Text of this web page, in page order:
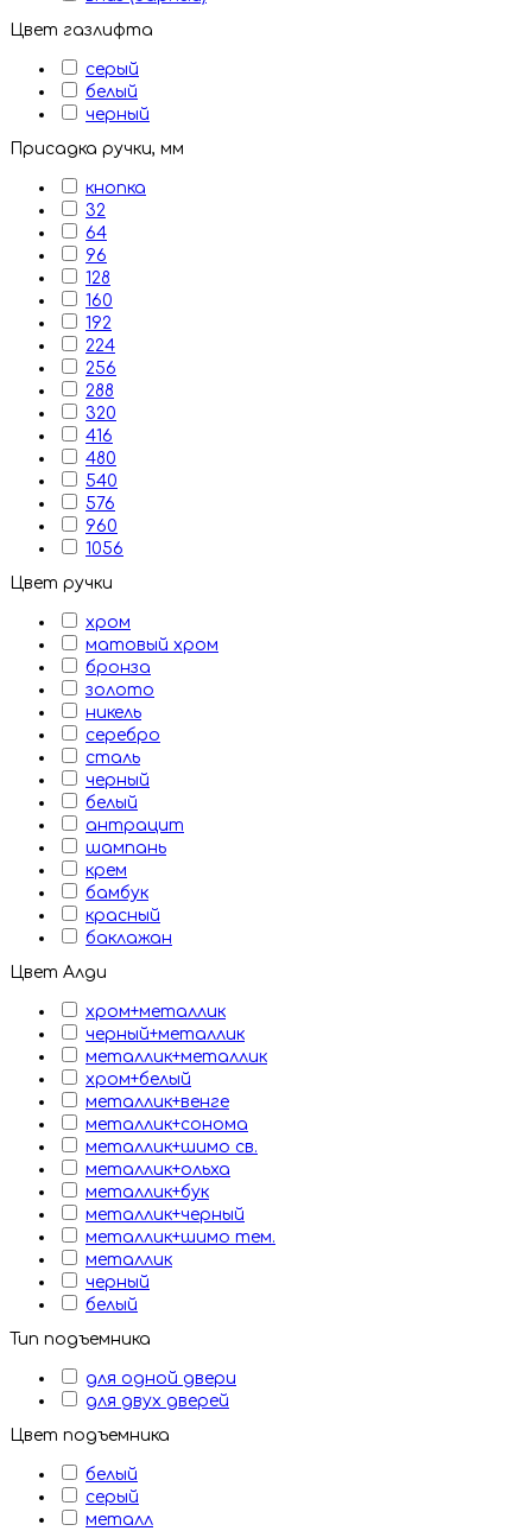
Цвет газлифта
серый
белый
черный
Присадка ручки, мм
кнопка
32
64
96
128
160
192
224
256
288
320
416
480
540
576
960
1056
Цвет ручки
хром
матовый хром
бронза
золото
никель
серебро
сталь
черный
белый
антрацит
шампань
крем
бамбук
красный
баклажан
Цвет Алди
хром+металлик
черный+металлик
металлик+металлик
хром+белый
металлик+венге
металлик+сонома
металлик+шимо св.
металлик+ольха
металлик+бук
металлик+черный
металлик+шимо тем.
металлик
черный
белый
Тип подъемника
для одной двери
для двух дверей
Цвет подъемника
белый
серый
металл